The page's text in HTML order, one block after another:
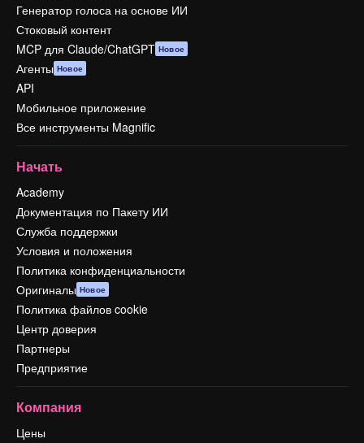
Генератор голоса на основе ИИ
Стоковый контент
MCP для Claude/ChatGPT Новое
Агенты Новое
API
Мобильное приложение
Все инструменты Magnific
Начать
Academy
Документация по Пакету ИИ
Служба поддержки
Условия и положения
Политика конфиденциальности
Оригиналы Новое
Политика файлов cookie
Центр доверия
Партнеры
Предприятие
Компания
Цены